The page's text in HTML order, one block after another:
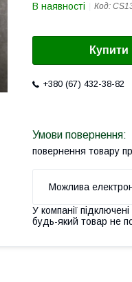
В наявності Код:
Купити
+380 (67) 432-38-82
повернення товару
У компанії
будь-який товар не